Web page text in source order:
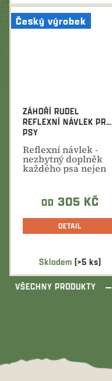
Český výrobek
Skladem (>5 ks)
ZÁHOŘÍ RUDEL
REFLEXNÍ NÁVLEK PRO
PSY
Reflexní návlek -
nezbytný doplněk
každého psa nejen
pro společné lovecké
OD 305 KČ
DETAIL
VŠECHNY PRODUKTY